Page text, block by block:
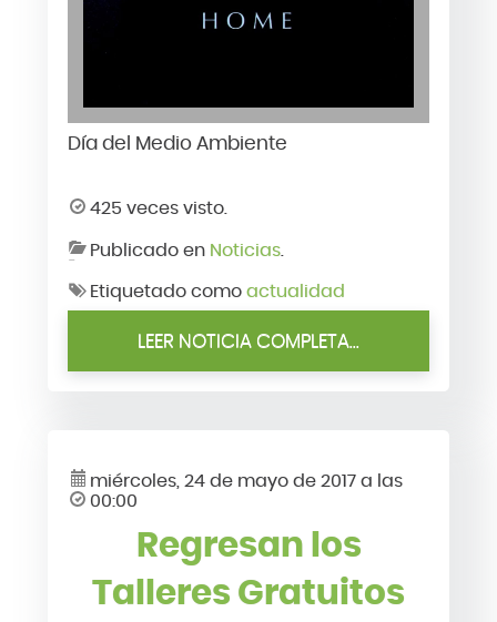
Día del Medio Ambiente
425 veces visto.
Publicado en Noticias.
Etiquetado como actualidad
LEER NOTICIA COMPLETA...
miércoles, 24 de mayo de 2017 a las
00:00
Regresan los
Talleres Gratuitos